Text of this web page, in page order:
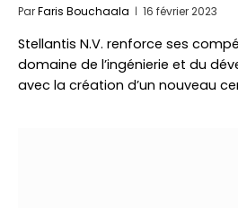
ParFaris Bouchaala 16 février 2023
Stellantis N.V. renforce ses
domaine de l’ingénierie et du
avec la création d’un nouveau